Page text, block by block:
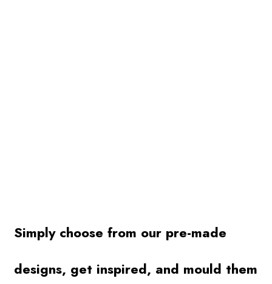
Simply choose from our pre-made
designs, get inspired, and mould them